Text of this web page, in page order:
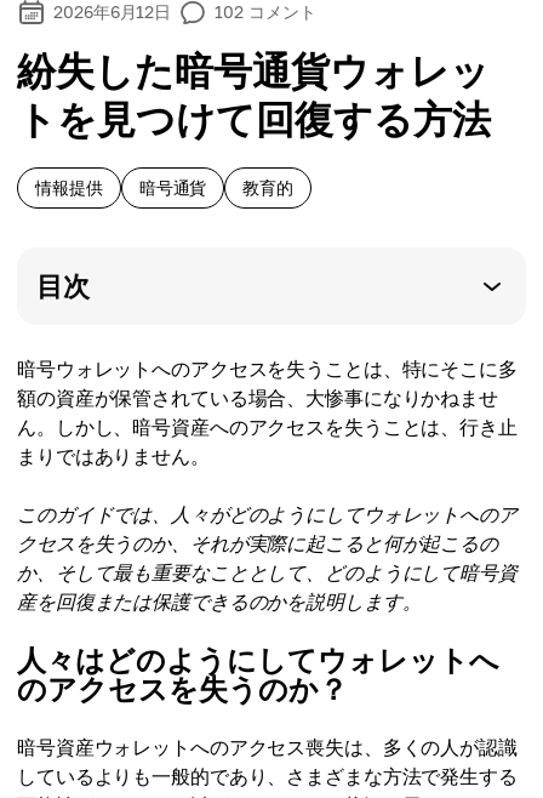
2026年6月12日 102 コメント
紛失した暗号通貨ウォレッ
トを見つけて回復する方法
情報提供 暗号通貨 教育的
目次
暗号ウォレットへのアクセスを失うことは、特にそこに多
額の資産が保管されている場合、大惨事になりかねませ
ん。しかし、暗号資産へのアクセスを失うことは、行き止
まりではありません。
このガイドでは、人々がどのようにしてウォレットへのア
クセスを失うのか、それが実際に起こると何が起こるの
か、そして最も重要なこととして、どのようにして暗号資
産を回復または保護できるのかを説明します。
人々はどのようにしてウォレットへ
のアクセスを失うのか？
暗号資産ウォレットへのアクセス喪失は、多くの人が認識
しているよりも一般的であり、さまざまな方法で発生する